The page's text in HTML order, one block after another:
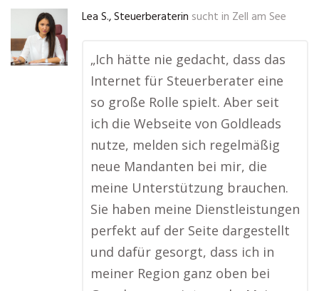
Lea S., Steuerberaterin sucht in Zell am See
„Ich hätte nie gedacht, dass das
Internet für Steuerberater eine
so große Rolle spielt. Aber seit
ich die Webseite von Goldleads
nutze, melden sich regelmäßig
neue Mandanten bei mir, die
meine Unterstützung brauchen.
Sie haben meine Dienstleistungen
perfekt auf der Seite dargestellt
und dafür gesorgt, dass ich in
meiner Region ganz oben bei